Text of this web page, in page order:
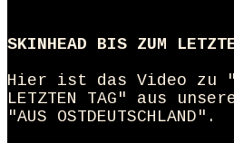
SKINHEAD BIS ZUM
Hier ist das Video zu
LETZTEN TAG" aus
"AUS OSTDEUTSCHLAND".